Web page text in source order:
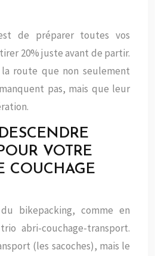
de préparer toutes vos
20% juste avant de partir.
route que non seulement
pas, mais que leur
VOTRE
COUCHAGE
bikepacking, comme en
abri-couchage-transport.
(les sacoches), mais le